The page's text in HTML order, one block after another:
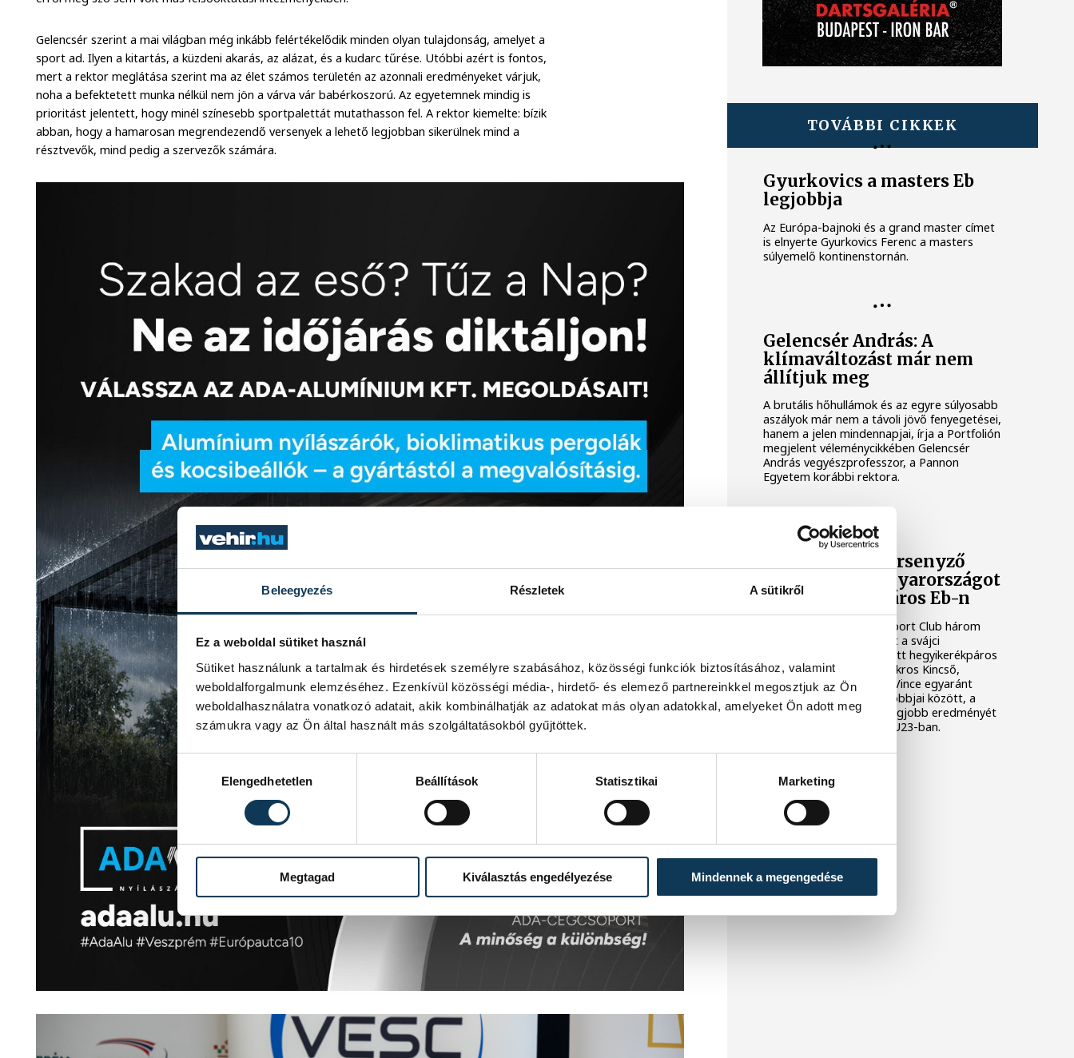
Beleegyezés Részletek A sütikről
Ez a weboldal sütiket használ
Sütiket használunk a tartalmak és hirdetések személyre szabásához, közösségi funkciók biztosításához, valamint
weboldalforgalmunk elemzéséhez. Ezenkívül közösségi média-, hirdető- és elemező partnereinkkel megosztjuk az Ön
weboldalhasználatra vonatkozó adatait, akik kombinálhatják az adatokat más olyan adatokkal, amelyeket Ön adott meg
számukra vagy az Ön által használt más szolgáltatásokból gyűjtöttek.
Elengedhetetlen
Beállítások Statisztikai Marketing
Megtagad Kiválasztás engedélyezése Mindennek a megengedése
Gelencsér szerint a mai világban még inkább felértékelődik minden olyan tulajdonság, amelyet a
sport ad. Ilyen a kitartás, a küzdeni akarás, az alázat, és a kudarc tűrése. Utóbbi azért is fontos,
mert a rektor meglátása szerint ma az élet számos területén az azonnali eredményeket várjuk,
noha a befektetett munka nélkül nem jön a várva vár babérkoszorú. Az egyetemnek mindig is
prioritást jelentett, hogy minél színesebb sportpalettát mutathasson fel. A rektor kiemelte: bízik
abban, hogy a hamarosan megrendezendő versenyek a lehető legjobban sikerülnek mind a
résztvevők, mind pedig a szervezők számára.
TOVÁBBI CIKKEK
Gyurkovics a masters Eb
legjobbja
Az Európa-bajnoki és a grand master címet
is elnyerte Gyurkovics Ferenc a masters
súlyemelő kontinenstornán.
Gelencsér András: A
klímaváltozást már nem
állítjuk meg
A brutális hőhullámok és az egyre súlyosabb
aszályok már nem a távoli jövő fenyegetései,
hanem a jelen mindennapjai, írja a Portfolión
megjelent véleménycikkében Gelencsér
András vegyészprofesszor, a Pannon
Egyetem korábbi rektora.
Három VESC-versenyző
képviselte Magyarországot
a hegyikerékpáros Eb-n
A Veszprémi Egyetemi Sport Club három
versenyzője is rajthoz állt a svájci
Monteceneriben rendezett hegyikerékpáros
Európa-bajnokságon. Bokros Kincső,
Bruchner Regina és Kiss Vince egyaránt
helytállt a kontinens legjobbjai között, a
veszprémi különítmény legjobb eredményét
Bruchner Regina érte el U23-ban.